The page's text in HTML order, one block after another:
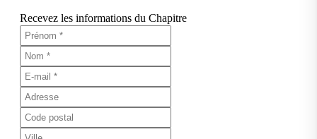
Recevez les informations du Chapitre